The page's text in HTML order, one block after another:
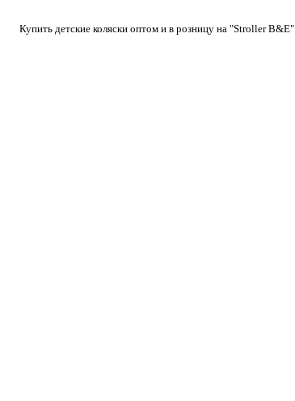
Купить детские коляски оптом и в розницу на "Stroller B&E"